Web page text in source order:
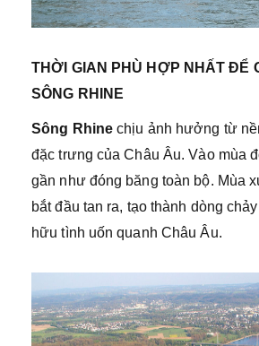
THỜI GIAN PHÙ HỢP NHẤT ĐỂ
SÔNG RHINE
Sông Rhine chịu ảnh hưởng từ
đặc trưng của Châu Âu. Vào mùa
gần như đóng băng toàn bộ. Mùa
bắt đầu tan ra, tạo thành dòng
hữu tình uốn quanh Châu Âu.